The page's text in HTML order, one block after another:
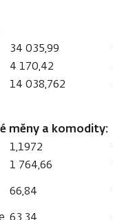
34 035,99
4 170,42
14 038,762
měny a komodity:
1,1972
1 764,66
66,84
63,34